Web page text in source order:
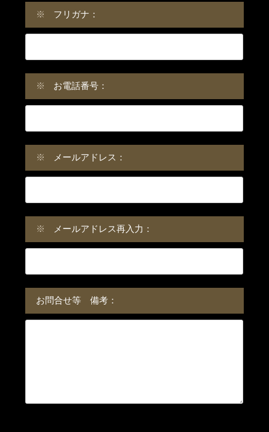
※ フリガナ：
※ お電話番号：
※ メールアドレス：
※ メールアドレス再入力：
お問合せ等 備考：